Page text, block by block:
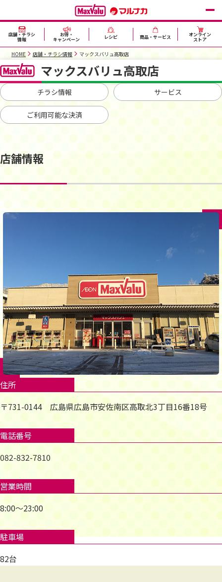
店舗・チラシ
情報
お得・
キャンペーン レシピ 商品・サービス オンライン
ストア
HOME 店舗・チラシ情報 マックスバリュ高取店
マックスバリュ高取店
チラシ情報 サービス
ご利用可能な決済
店舗情報
住所
〒731-0144 広島県広島市安佐南区高取北3丁目16番18号
電話番号
082-832-7810
営業時間
8:00～23:00
駐車場
82台